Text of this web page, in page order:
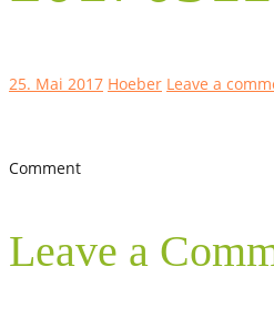
25. Mai 2017 Hoeber Leave a
Comment
Leave a